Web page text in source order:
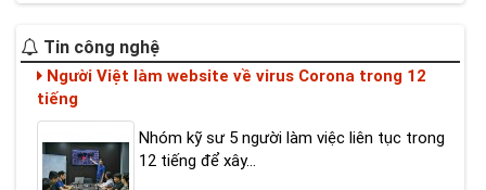
Tin công nghệ
Người Việt làm website về virus Corona trong 12
tiếng